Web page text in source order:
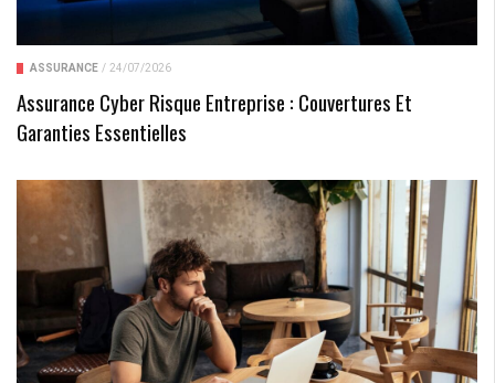
ASSURANCE / 24/07/2026
Assurance Cyber Risque Entreprise : Couvertures Et
Garanties Essentielles